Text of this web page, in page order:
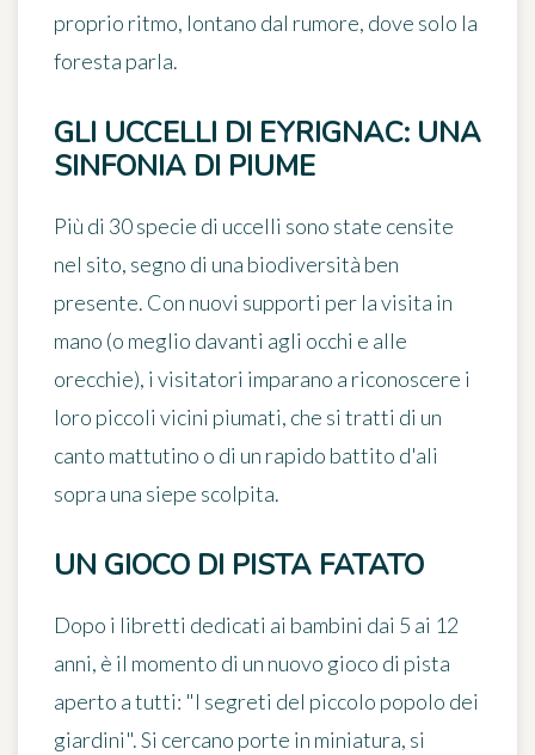
proprio ritmo, lontano dal rumore, dove solo la
foresta parla.
GLI UCCELLI DI EYRIGNAC: UNA
SINFONIA DI PIUME
Più di 30 specie di uccelli sono state censite
nel sito, segno di una biodiversità ben
presente. Con nuovi supporti per la visita in
mano (o meglio davanti agli occhi e alle
orecchie), i visitatori imparano a riconoscere i
loro piccoli vicini piumati, che si tratti di un
canto mattutino o di un rapido battito d'ali
sopra una siepe scolpita.
UN GIOCO DI PISTA FATATO
Dopo i libretti dedicati ai bambini dai 5 ai 12
anni, è il momento di un nuovo gioco di pista
aperto a tutti: "I segreti del piccolo popolo dei
giardini". Si cercano porte in miniatura, si